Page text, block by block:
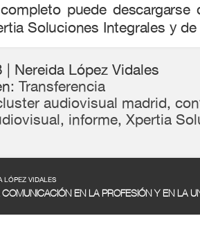
puede descargarse
Soluciones Integrales y
| Nereida López Vidales
Transferencia
audiovisual madrid,
, informe, Xpertia
VIDALES
EN LA PROFESIÓN Y EN LA